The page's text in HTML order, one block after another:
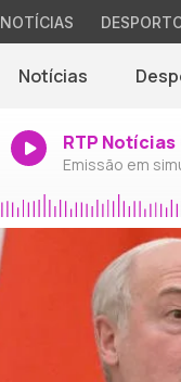
NOTÍCIAS
Notícias
RTP Notícias
Emissão em